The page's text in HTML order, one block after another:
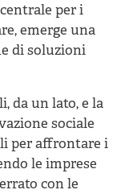
per i
emerge una
di soluzioni
da un lato, e la
sociale
per affrontare i
le imprese
con le